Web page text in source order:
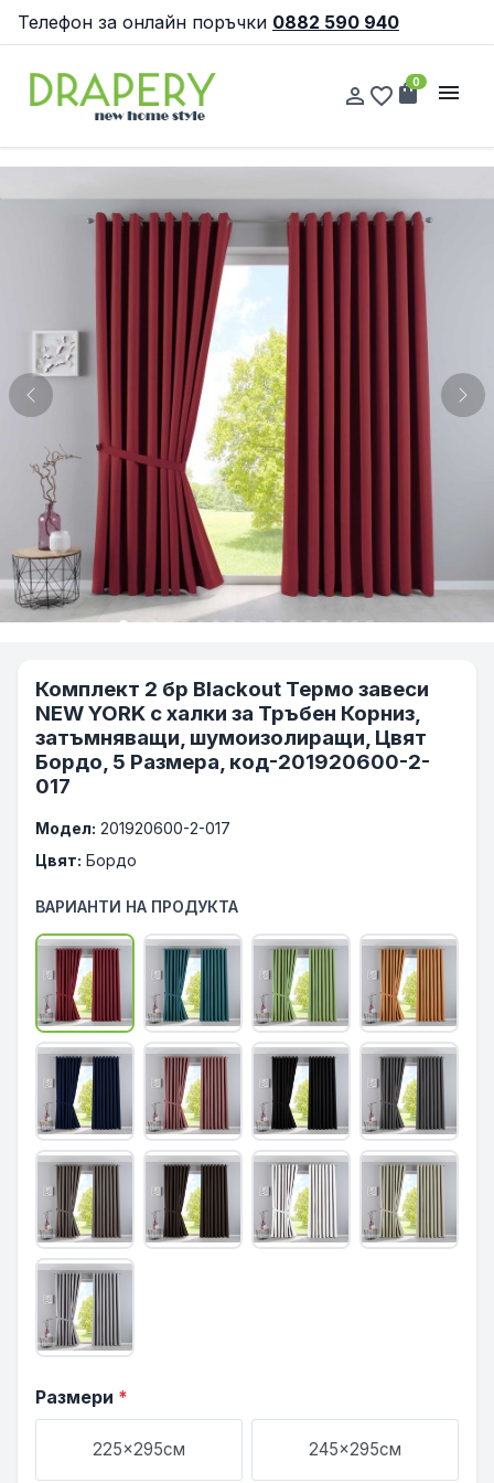
Телефон за онлайн поръчки 0882 590 940
person_outline favorite_border shopping_bag
0 menu
Previous
Комплект 2 бр Blackout Термо завеси
NEW YORK с халки за Тръбен Корниз,
затъмняващи, шумоизолиращи, Цвят
Бордо, 5 Размера, код-201920600-2-
017
Модел: 201920600-2-017
Цвят: Бордо
ВАРИАНТИ НА ПРОДУКТА
Размери *
225x295см 245x295см